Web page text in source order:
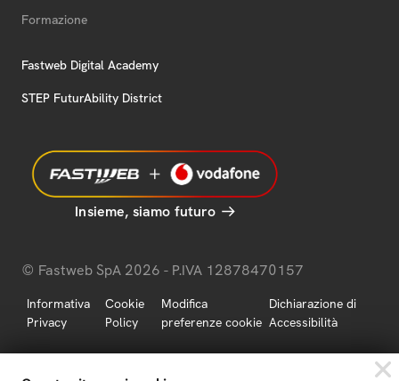
Formazione
Fastweb Digital Academy
STEP FuturAbility District
Insieme, siamo futuro
© Fastweb SpA 2026 - P.IVA 12878470157
Informativa
Privacy
Cookie
Policy
Modifica
preferenze cookie
Dichiarazione di
Accessibilità